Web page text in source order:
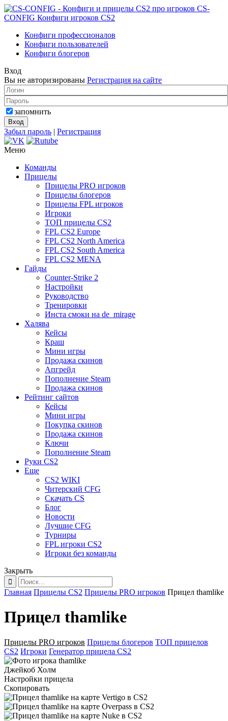
CS-
CONFIG Конфиги игроков CS2
Конфиги профессионалов
Конфиги пользователей
Конфиги блогеров
Вход
Вы не авторизированы Регистрация на сайте
запомнить
Забыл пароль | Регистрация
Меню
Команды
Прицелы
Прицелы PRO игроков
Прицелы блогеров
Прицелы FPL игроков
Игроки
ТОП прицелы CS2
FPL CS2 Europe
FPL CS2 North America
FPL CS2 South America
FPL CS2 MENA
Гайды
Counter-Strike 2
Настройки
Руководство
Тренировки
Инста смоки на de_mirage
Халява
Кейсы
Краш
Мини игры
Продажа скинов
Апгрейд
Пополнение Steam
Продажа скинов
Рейтинг сайтов
Кейсы
Мини игры
Покупка скинов
Продажа скинов
Ключи
Пополнение Steam
Руки CS2
Еще
CS2 WIKI
Читерский CFG
Скачать CS
Блог
Новости
Лучшие CFG
Турниры
FPL игроки CS2
Игроки без команды
Закрыть
Главная Прицелы CS2 Прицелы PRO игроков Прицел thamlike
Прицел thamlike
Прицелы PRO игроков Прицелы блогеров ТОП прицелов
CS2 Игроки Генератор прицела CS2
Джейкоб Холм
Настройки прицела
Скопировать